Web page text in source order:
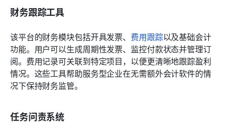
财务跟踪工具
该平台的财务模块包括开具发票、 费用跟踪以及基础会计
功能。用户可以生成周期性发票、监控付款状态并管理订
阅。费用记录可关联到特定项目，以便更清晰地跟踪盈利
情况。这些工具帮助服务型企业在无需额外会计软件的情
况下保持财务监管。
任务问责系统